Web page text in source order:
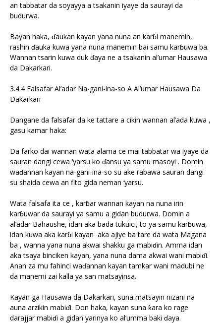
an tabbatar da soyayya a tsakanin iyaye da saurayi da
budurwa.
Bayan haka, ɗaukan kayan yana nuna an karɓi manemin,
rashin ɗauka kuwa yana nuna manemin bai samu karɓuwa ba.
Wannan tsarin kuwa duk ɗaya ne a tsakanin al’umar Hausawa
da Dakarkari.
3.4.4 Falsafar Al’adar Na-gani-ina-so A Al’umar Hausawa Da
Dakarkari
Dangane da falsafar da ke tattare a cikin wannan al’ada kuwa ,
gasu kamar haka:
Da farko dai wannan wata alama ce mai tabbatar wa iyaye da
sauran dangi cewa ‘yarsu ko ɗansu ya samu masoyi . Domin
waɗannan kayan na-gani-ina-so su ake rabawa sauran dangi
su shaida cewa an fito gida neman ‘yarsu.
Wata falsafa ita ce , karɓar wannan kayan na nuna irin
karɓuwar da saurayi ya samu a gidan budurwa. Domin a
al’adar Bahaushe, idan aka bada tukuici, to ya samu karɓuwa,
idan kuwa aka karɓi kayan aka ajiye ba tare da wata Magana
ba , wanna yana nuna akwai shakku ga mabiɗin. Amma idan
aka tsaya binciken kayan, yana nuna dama akwai wani mabiɗi.
Anan za mu fahinci waɗannan kayan tamkar wani madubi ne
da manemi zai kalla ya san matsayinsa.
Kayan ga Hausawa da Dakarkari, suna matsayin nizani na
auna arzikin mabiɗi. Don haka, kayan suna ƙara ko rage
darajjar mabiɗi a gidan yarinya ko al’umma baki ɗaya.